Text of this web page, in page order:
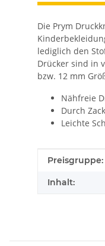
Die Prym
lediglich den
Drücker sind in
bzw. 12 mm
Nähfreie
Durch
Leichte
Wert
Preisgruppe:
Inhalt: